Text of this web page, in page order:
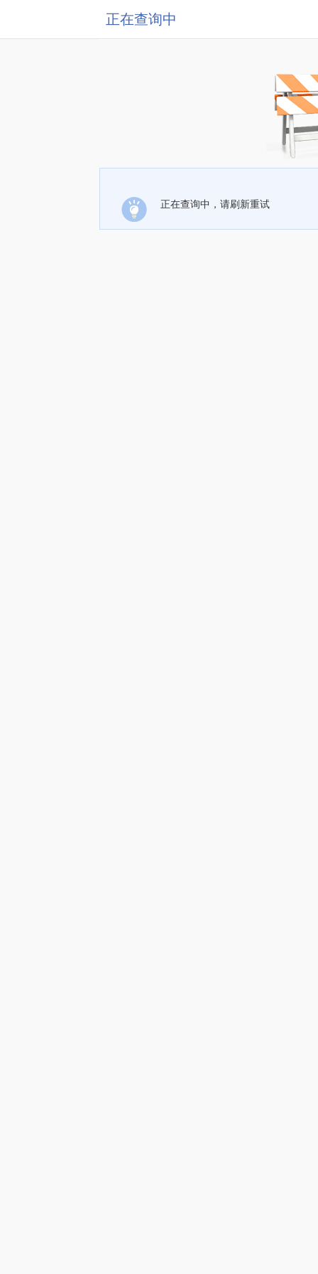
正在查询中
正在查询中，请刷新重试